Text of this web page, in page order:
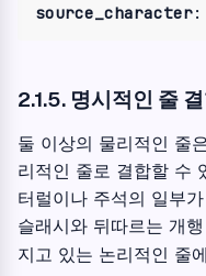
source_character
2.1.5. 명시적인 줄
둘 이상의 물리적인 줄
리적인 줄로 결합할 수
터럴이나 주석의 일부
슬래시와 뒤따르는 개
지고 있는 논리적인 줄